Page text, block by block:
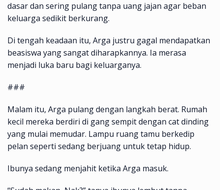
dasar dan sering pulang tanpa uang jajan agar beban
keluarga sedikit berkurang.
Di tengah keadaan itu, Arga justru gagal mendapatkan
beasiswa yang sangat diharapkannya. Ia merasa
menjadi luka baru bagi keluarganya.
###
Malam itu, Arga pulang dengan langkah berat. Rumah
kecil mereka berdiri di gang sempit dengan cat dinding
yang mulai memudar. Lampu ruang tamu berkedip
pelan seperti sedang berjuang untuk tetap hidup.
Ibunya sedang menjahit ketika Arga masuk.